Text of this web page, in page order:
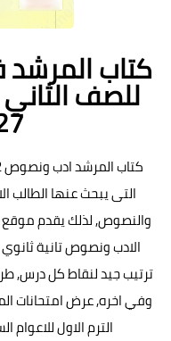
كتاب
للصف الثاني
التى يبحث عنها
والنصوص, لذلك يقدم موقع
الادب ونصوص تانية
ترتيب جيد لنقاط كل درس,
وفي اخره, عرض امتحانات
الترم الاول